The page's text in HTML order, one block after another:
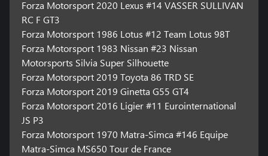
Forza Motorsport 2020 Lexus #14 VASSER SULLIVAN
RC F GT3
Forza Motorsport 1986 Lotus #12 Team Lotus 98T
Forza Motorsport 1983 Nissan #23 Nissan
Motorsports Silvia Super Silhouette
Forza Motorsport 2019 Toyota 86 TRD SE
Forza Motorsport 2019 Ginetta G55 GT4
Forza Motorsport 2016 Ligier #11 Eurointernational
JS P3
Forza Motorsport 1970 Matra-Simca #146 Equipe
Matra-Simca MS650 Tour de France